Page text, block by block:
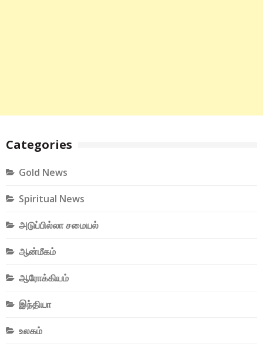
Categories
Gold News
Spiritual News
அடுப்பில்லா சமையல்
ஆன்மீகம்
ஆரோக்கியம்
இந்தியா
உலகம்